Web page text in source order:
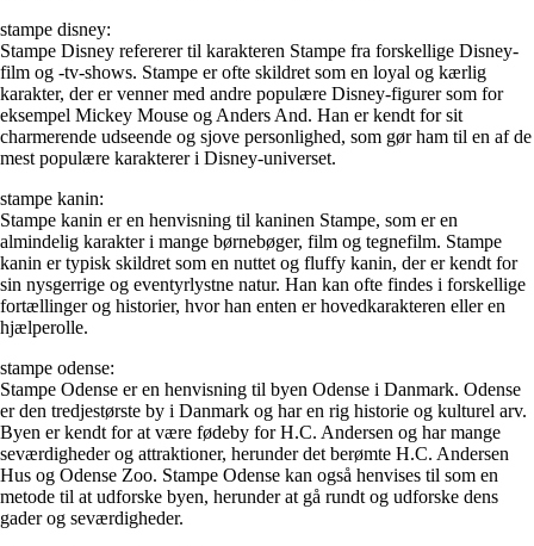
stampe disney:
Stampe Disney refererer til karakteren Stampe fra forskellige Disney-
film og -tv-shows. Stampe er ofte skildret som en loyal og kærlig
karakter, der er venner med andre populære Disney-figurer som for
eksempel Mickey Mouse og Anders And. Han er kendt for sit
charmerende udseende og sjove personlighed, som gør ham til en af de
mest populære karakterer i Disney-universet.
stampe kanin:
Stampe kanin er en henvisning til kaninen Stampe, som er en
almindelig karakter i mange børnebøger, film og tegnefilm. Stampe
kanin er typisk skildret som en nuttet og fluffy kanin, der er kendt for
sin nysgerrige og eventyrlystne natur. Han kan ofte findes i forskellige
fortællinger og historier, hvor han enten er hovedkarakteren eller en
hjælperolle.
stampe odense:
Stampe Odense er en henvisning til byen Odense i Danmark. Odense
er den tredjestørste by i Danmark og har en rig historie og kulturel arv.
Byen er kendt for at være fødeby for H.C. Andersen og har mange
seværdigheder og attraktioner, herunder det berømte H.C. Andersen
Hus og Odense Zoo. Stampe Odense kan også henvises til som en
metode til at udforske byen, herunder at gå rundt og udforske dens
gader og seværdigheder.